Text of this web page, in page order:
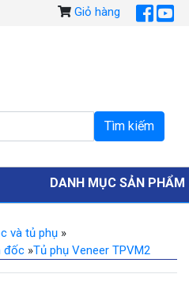
Giỏ hàng
DANH MỤC SẢN PHẨM
và tủ phụ »
đốc »Tủ phụ Veneer TPVM2